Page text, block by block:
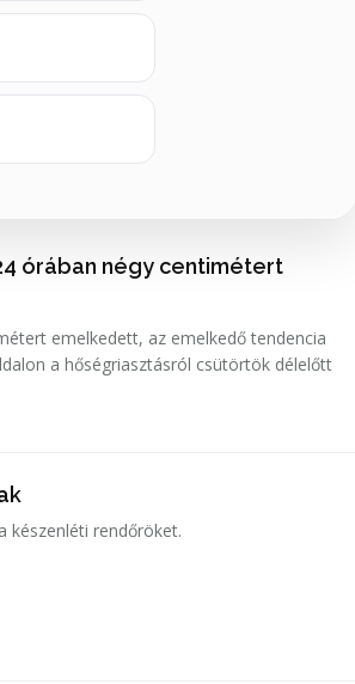
órában négy centimétert
emelkedett, az emelkedő tendencia
a hőségriasztásról csütörtök délelőtt
készenléti rendőröket.